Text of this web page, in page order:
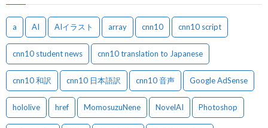
a AI AIイラスト array cnn10 cnn10 script
cnn10 student news cnn10 translation to Japanese
cnn10 和訳 cnn10 日本語訳 cnn10 音声 Google AdSense
hololive href MomosuzuNene NovelAI Photoshop